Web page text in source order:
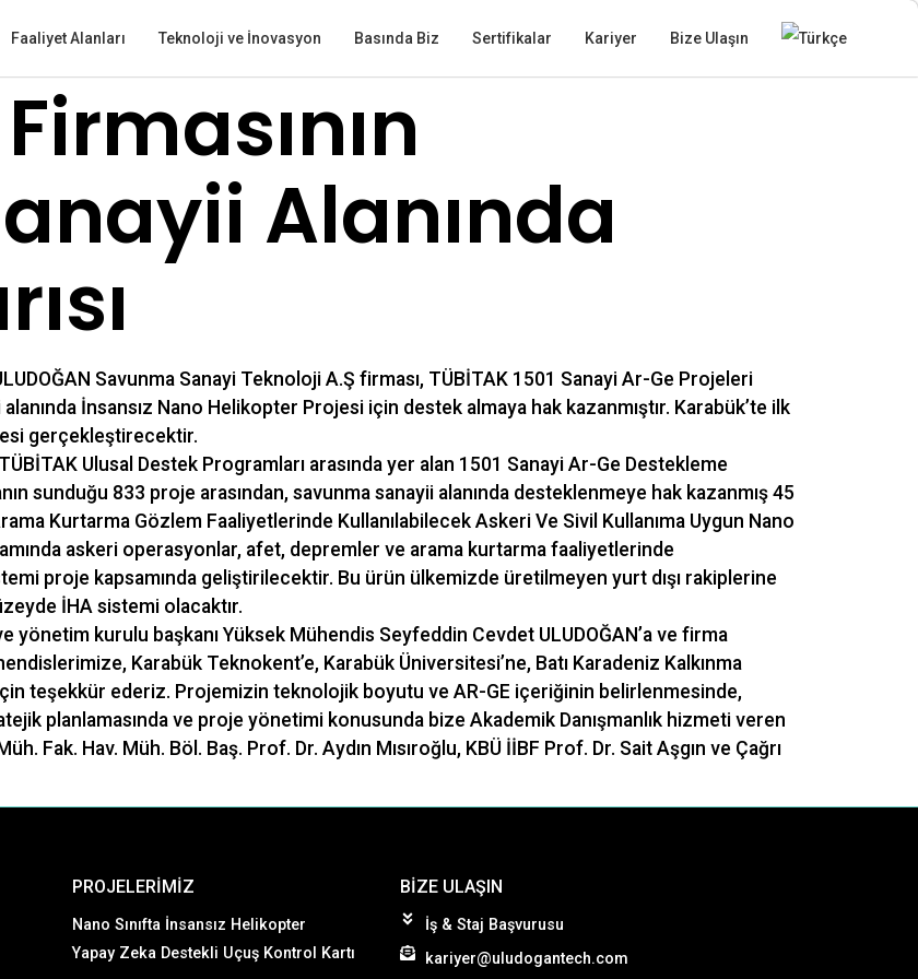
Faaliyet Alanları Teknoloji ve İnovasyon Basında Biz Sertifikalar Kariyer Bize Ulaşın
Alanında
Savunma Sanayi Teknoloji A.Ş firması, TÜBİTAK 1501 Sanayi Ar-Ge Projeleri
İnsansız Nano Helikopter Projesi için destek almaya hak kazanmıştır. Karabük’te ilk
gerçekleştirecektir.
Ulusal Destek Programları arasında yer alan 1501 Sanayi Ar-Ge Destekleme
sunduğu 833 proje arasından, savunma sanayii alanında desteklenmeye hak kazanmış 45
Kurtarma Gözlem Faaliyetlerinde Kullanılabilecek Askeri Ve Sivil Kullanıma Uygun Nano
askeri operasyonlar, afet, depremler ve arama kurtarma faaliyetlerinde
proje kapsamında geliştirilecektir. Bu ürün ülkemizde üretilmeyen yurt dışı rakiplerine
İHA sistemi olacaktır.
kurulu başkanı Yüksek Mühendis Seyfeddin Cevdet ULUDOĞAN’a ve firma
Karabük Teknokent’e, Karabük Üniversitesi’ne, Batı Karadeniz Kalkınma
için teşekkür ederiz. Projemizin teknolojik boyutu ve AR-GE içeriğinin belirlenmesinde,
planlamasında ve proje yönetimi konusunda bize Akademik Danışmanlık hizmeti veren
Fak. Hav. Müh. Böl. Baş. Prof. Dr. Aydın Mısıroğlu, KBÜ İİBF Prof. Dr. Sait Aşgın ve Çağrı
PROJELERIMIZ
Nano Sınıfta İnsansız Helikopter
Yapay Zeka Destekli Uçuş Kontrol Kartı
BIZE ULAŞIN
İş & Staj Başvurusu
kariyer@uludogantech.com